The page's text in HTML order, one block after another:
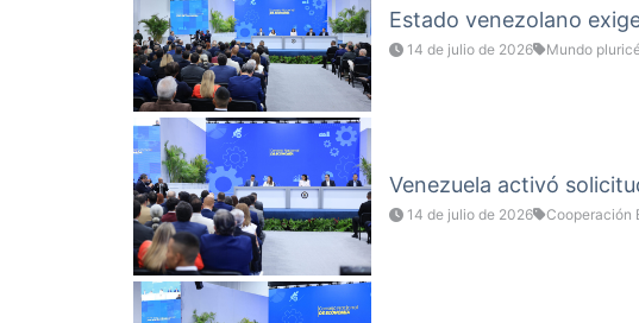
Estado venezolano
14 de julio de 2026 Mundo
Venezuela activó
14 de julio de 2026 Cooperación